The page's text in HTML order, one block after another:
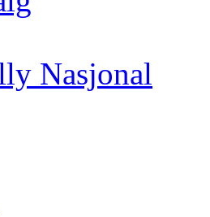
Nasjonal